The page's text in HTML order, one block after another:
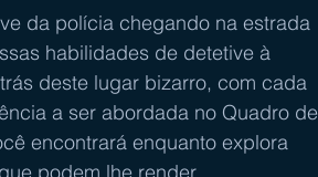
da polícia chegando na estrada
habilidades de detetive à
deste lugar bizarro, com cada
a ser abordada no Quadro de
encontrará enquanto explora
podem lhe render